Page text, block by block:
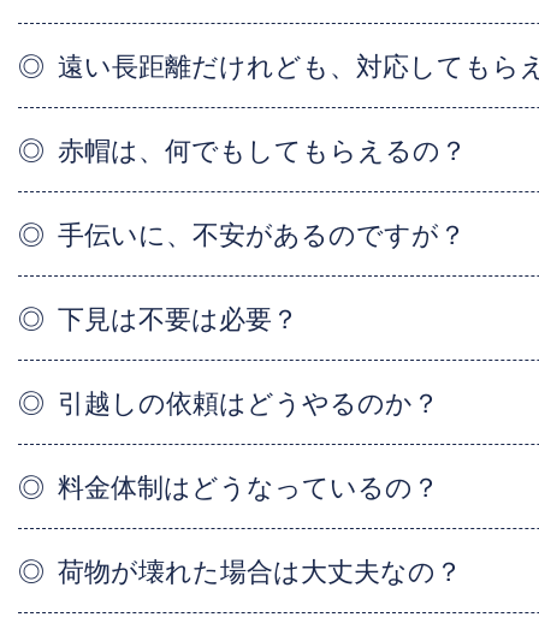
遠い長距離だけれども、対応してもら
赤帽は、何でもしてもらえるの？
手伝いに、不安があるのですが？
下見は不要は必要？
引越しの依頼はどうやるのか？
料金体制はどうなっているの？
荷物が壊れた場合は大丈夫なの？